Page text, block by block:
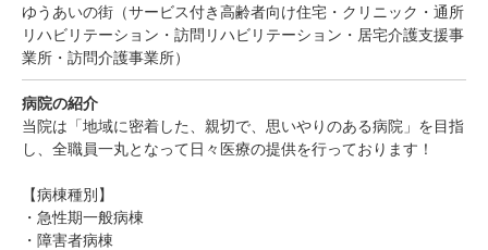
ゆうあいの街（サービス付き高齢者向け住宅・クリニック・通所
リハビリテーション・訪問リハビリテーション・居宅介護支援事
業所・訪問介護事業所）
病院の紹介
当院は「地域に密着した、親切で、思いやりのある病院」を目指
し、全職員一丸となって日々医療の提供を行っております！
【病棟種別】
・急性期一般病棟
・障害者病棟